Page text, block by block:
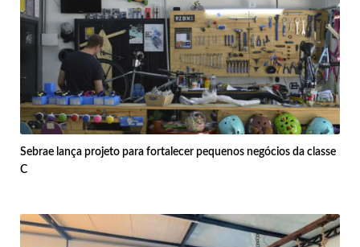
Sebrae lança projeto para fortalecer pequenos negócios da classe
C